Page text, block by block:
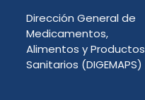
Dirección General de
Medicamentos,
Alimentos y Productos
Sanitarios (DIGEMAPS)